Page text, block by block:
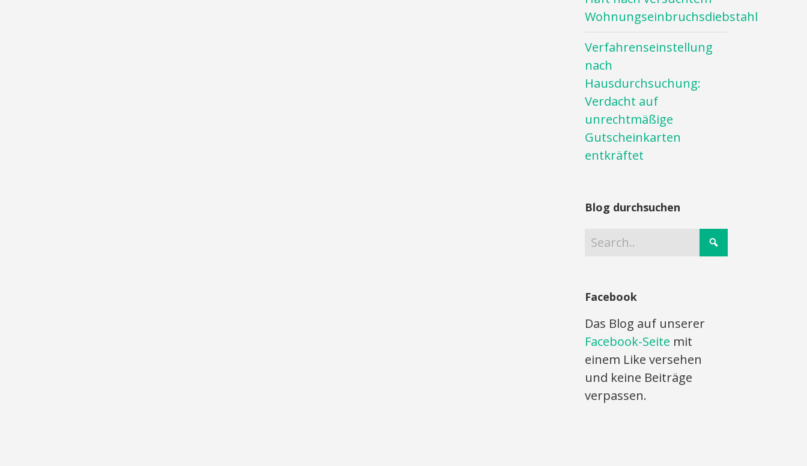
Wohnungseinbruchsdiebstahl
Verfahrenseinstellung
nach
Hausdurchsuchung:
Verdacht auf
unrechtmäßige
Gutscheinkarten
entkräftet
Blog durchsuchen
Facebook
Das Blog auf unserer
Facebook-Seite mit
einem Like versehen
und keine Beiträge
verpassen.